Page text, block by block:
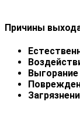
Причины